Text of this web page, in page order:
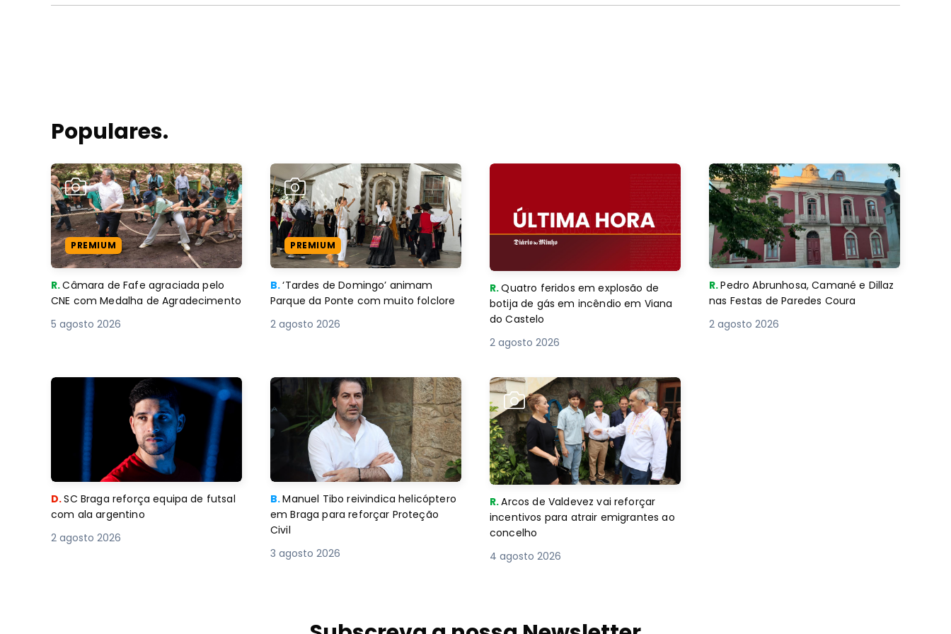
Populares.
PREMIUM
R.Câmara de Fafe agraciada pelo
CNE com Medalha de Agradecimento
5 agosto 2026
PREMIUM
B.‘Tardes de Domingo’ animam
Parque da Ponte com muito folclore
2 agosto 2026
R.Quatro feridos em explosão de
botija de gás em incêndio em Viana
do Castelo
2 agosto 2026
R.Pedro Abrunhosa, Camané e Dillaz
nas Festas de Paredes Coura
2 agosto 2026
D.SC Braga reforça equipa de futsal
com ala argentino
2 agosto 2026
B.Manuel Tibo reivindica helicóptero
em Braga para reforçar Proteção
Civil
3 agosto 2026
R.Arcos de Valdevez vai reforçar
incentivos para atrair emigrantes ao
concelho
4 agosto 2026